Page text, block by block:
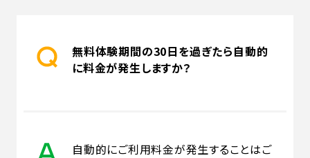
無料体験期間の30日を過ぎたら自動的
に料金が発生しますか？
自動的にご利用料金が発生することはご